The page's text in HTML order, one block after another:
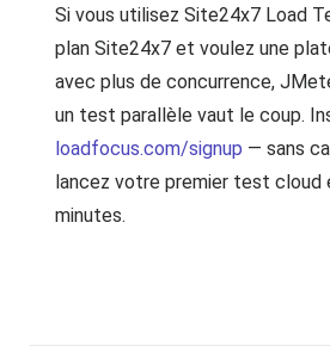
Si vous utilisez Site24x7 Load
plan Site24x7 et voulez une
avec plus de concurrence,
un test parallèle vaut le coup.
loadfocus.com/signup — sans
lancez votre premier test cloud
minutes.